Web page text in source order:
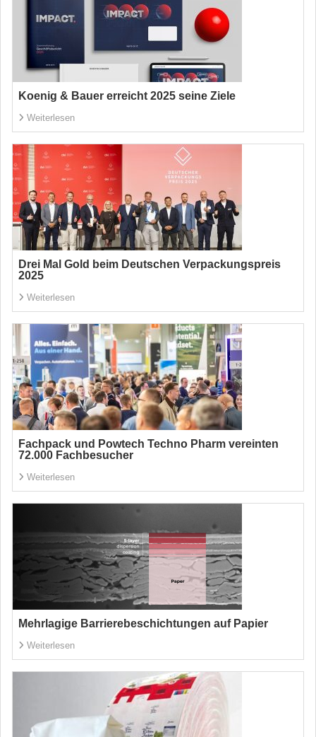
Koenig & Bauer erreicht 2025 seine Ziele
Weiterlesen
Drei Mal Gold beim Deutschen Verpackungspreis
2025
Weiterlesen
Fachpack und Powtech Techno Pharm vereinten
72.000 Fachbesucher
Weiterlesen
Mehrlagige Barrierebeschichtungen auf Papier
Weiterlesen